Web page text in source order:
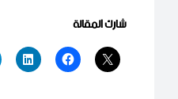
شارك المقالة